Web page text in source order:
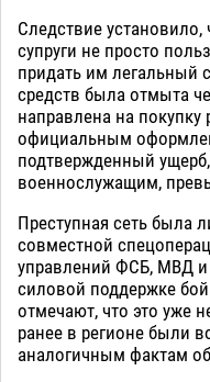
Следствие
супруги не просто
придать им легальный
средств была отмыта
направлена на
официальным
подтвержденный
военнослужащим,
Преступная сеть была
совместной
управлений ФСБ, МВД и
силовой поддержке
отмечают, что это уже
ранее в регионе были
аналогичным фактам